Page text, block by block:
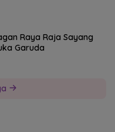
Raya Raja Sayang
Garuda